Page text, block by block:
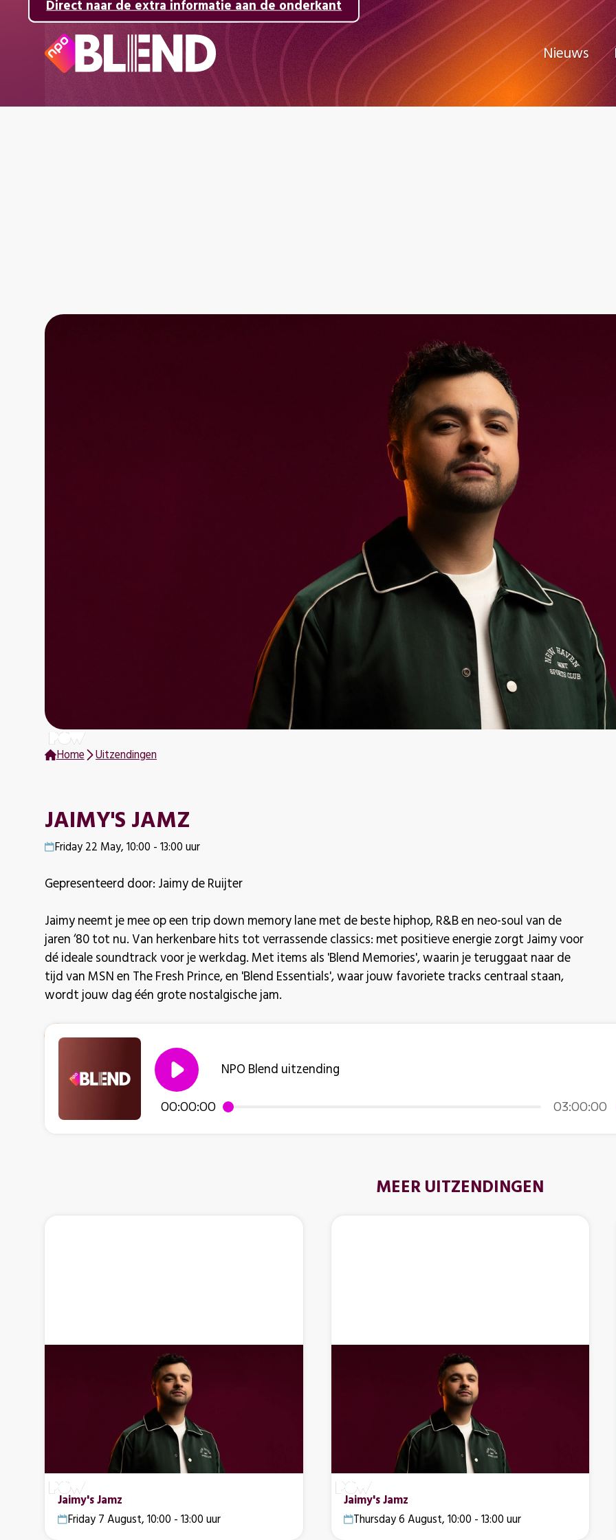
Direct naar de inhoud
Direct naar de hoofdnavigatie
Direct naar de extra informatie aan de onderkant
Nieuws
Home Uitzendingen
JAIMY'S JAMZ
Friday 22 May, 10:00 - 13:00 uur
Gepresenteerd door: Jaimy de Ruijter
Jaimy neemt je mee op een trip down memory lane met de beste hiphop, R&B en neo-soul van de
jaren ‘80 tot nu. Van herkenbare hits tot verrassende classics: met positieve energie zorgt Jaimy voor
dé ideale soundtrack voor je werkdag. Met items als 'Blend Memories', waarin je teruggaat naar de
tijd van MSN en The Fresh Prince, en 'Blend Essentials', waar jouw favoriete tracks centraal staan,
wordt jouw dag één grote nostalgische jam.
00:00:00 03:00:00
NPO Blend uitzending
MEER UITZENDINGEN
Jaimy's Jamz
Friday 7 August, 10:00 - 13:00 uur
Jaimy's Jamz
Thursday 6 August, 10:00 - 13:00 uur